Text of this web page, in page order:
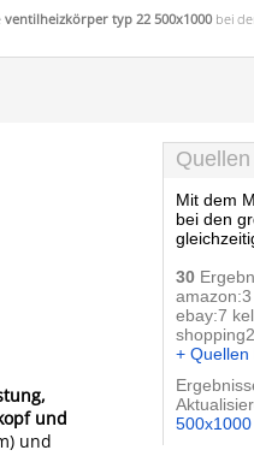
ventilheizkörper typ 22 500x1000 bei
und
und
Quellen
Mit dem
bei den
30
ebay:7
+ Quellen